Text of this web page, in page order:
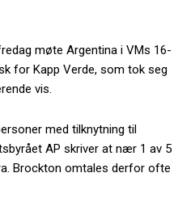
møte Argentina i VMs 16-
for Kapp Verde, som tok seg
vis.
med tilknytning til
AP skriver at nær 1 av 5
Brockton omtales derfor ofte